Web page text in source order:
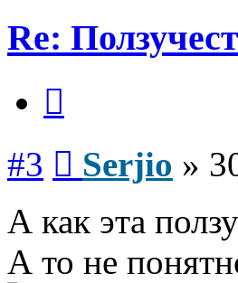
Re:
#3 Serjio »
А как эта
А то не